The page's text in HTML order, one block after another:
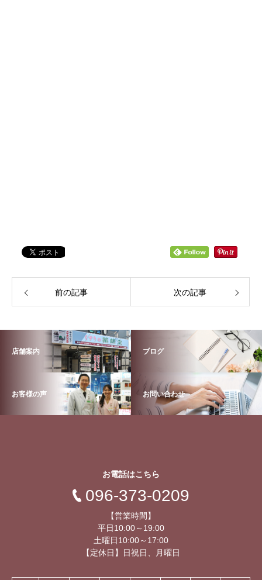
前の記事 次の記事
店舗案内 ブログ
お客様の声 お問い合わせ
お電話はこちら
096-373-0209
【営業時間】
平日10:00～19:00
土曜日10:00～17:00
【定休日】日祝日、月曜日